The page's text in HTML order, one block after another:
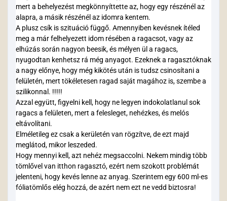
mert a behelyezést megkönnyíttette az, hogy egy részénél az
alapra, a másik részénél az idomra kentem.
A plusz csík is szituáció függő. Amennyiben kevésnek ítéled
meg a már felhelyezett idom résében a ragacsot, vagy az
elhúzás során nagyon beesik, és mélyen ül a ragacs,
nyugodtan kenhetsz rá még anyagot. Ezeknek a ragasztóknak
a nagy előnye, hogy még kikötés után is tudsz csinosítani a
felületén, mert tökéletesen ragad saját magához is, szembe a
szilikonnal. !!!!!
Azzal együtt, figyelni kell, hogy ne legyen indokolatlanul sok
ragacs a felületen, mert a felesleget, nehézkes, és melós
eltávolítani.
Elméletileg ez csak a kerületén van rögzítve, de ezt majd
meglátod, mikor leszeded.
Hogy mennyi kell, azt nehéz megsaccolni. Nekem mindig több
tömlővel van itthon ragasztó, ezért nem szokott problémát
jelenteni, hogy kevés lenne az anyag. Szerintem egy 600 ml-es
fóliatömlős elég hozzá, de azért nem ezt ne vedd biztosra!